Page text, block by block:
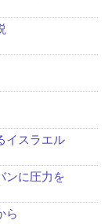
イスラエル
ンに圧力を
ら